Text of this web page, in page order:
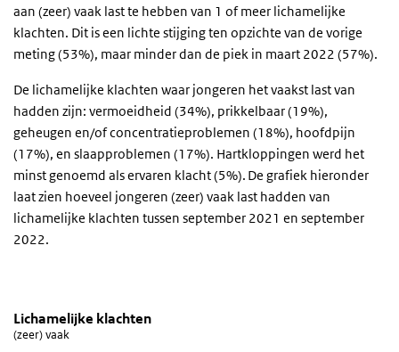
aan (zeer) vaak last te hebben van 1 of meer lichamelijke
klachten. Dit is een lichte stijging ten opzichte van de vorige
meting (53%), maar minder dan de piek in maart 2022 (57%).
De lichamelijke klachten waar jongeren het vaakst last van
hadden zijn: vermoeidheid (34%), prikkelbaar (19%),
geheugen en/of concentratieproblemen (18%), hoofdpijn
(17%), en slaapproblemen (17%). Hartkloppingen werd het
minst genoemd als ervaren klacht (5%). De grafiek hieronder
laat zien hoeveel jongeren (zeer) vaak last hadden van
lichamelijke klachten tussen september 2021 en september
2022.
Hoe vaak had je je de afgelopen 4 weken
Sla de grafiek 'Lichamelijke klachten' over en ga naar de datatabel
Lichamelijke klachten
Lijn grafiek met 11 lijnen.
Lichamelijke klachten
(zeer) vaak